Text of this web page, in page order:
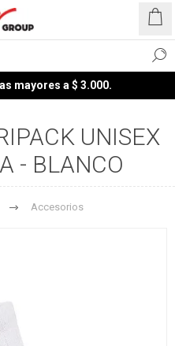
mayores a $ 3.000.
UNISEX
- BLANCO
Accesorios